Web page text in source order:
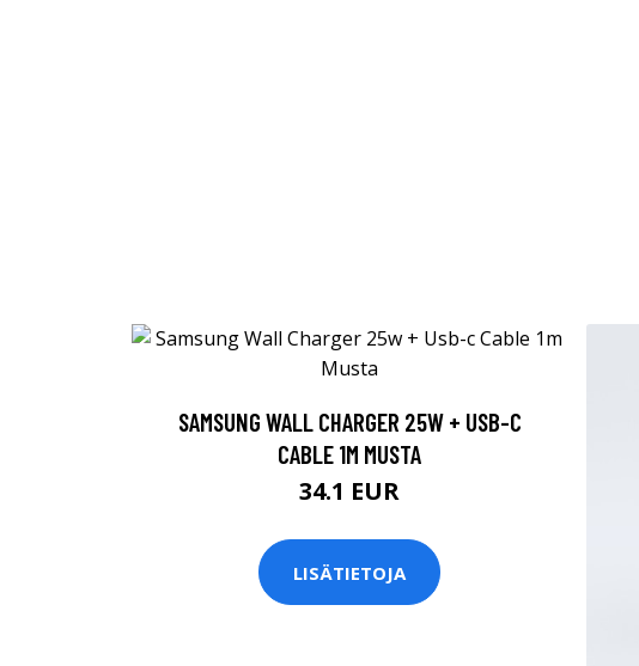
SAMSUNG WALL CHARGER 25W + USB-C
CABLE 1M MUSTA
34.1 EUR
LISÄTIETOJA